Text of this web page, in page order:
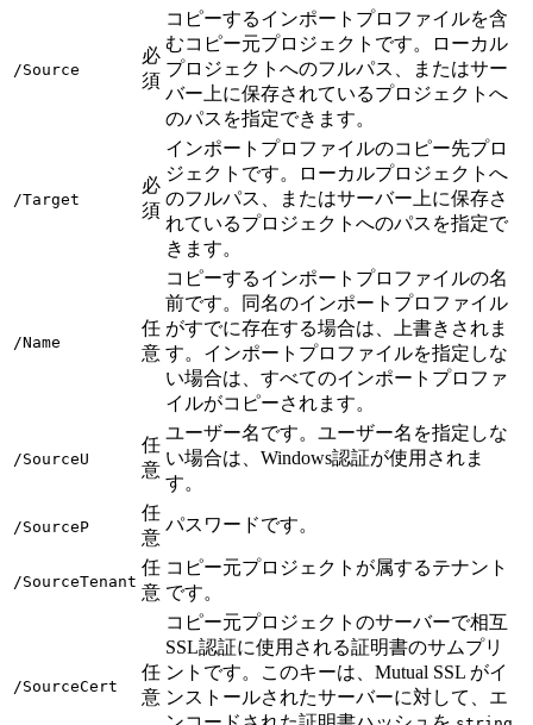
/Source
必
須
コピーするインポートプロファイルを含
むコピー元プロジェクトです。ローカル
プロジェクトへのフルパス、またはサー
バー上に保存されているプロジェクトへ
のパスを指定できます。
/Target
必
須
インポートプロファイルのコピー先プロ
ジェクトです。ローカルプロジェクトへ
のフルパス、またはサーバー上に保存さ
れているプロジェクトへのパスを指定で
きます。
/Name
任
意
コピーするインポートプロファイルの名
前です。同名のインポートプロファイル
がすでに存在する場合は、上書きされま
す。インポートプロファイルを指定しな
い場合は、すべてのインポートプロファ
イルがコピーされます。
/SourceU
任
意
ユーザー名です。ユーザー名を指定しな
い場合は、Windows認証が使用されま
す。
/SourceP
任
意
パスワードです。
/SourceTenant
任
意
コピー元プロジェクトが属するテナント
です。
/SourceCert
任
意
コピー元プロジェクトのサーバーで相互
SSL認証に使用される証明書のサムプリ
ントです。このキーは、Mutual SSL がイ
ンストールされたサーバーに対して、エ